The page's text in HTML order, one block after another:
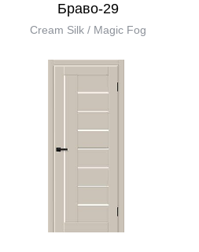
Браво-29
Cream Silk / Magic Fog